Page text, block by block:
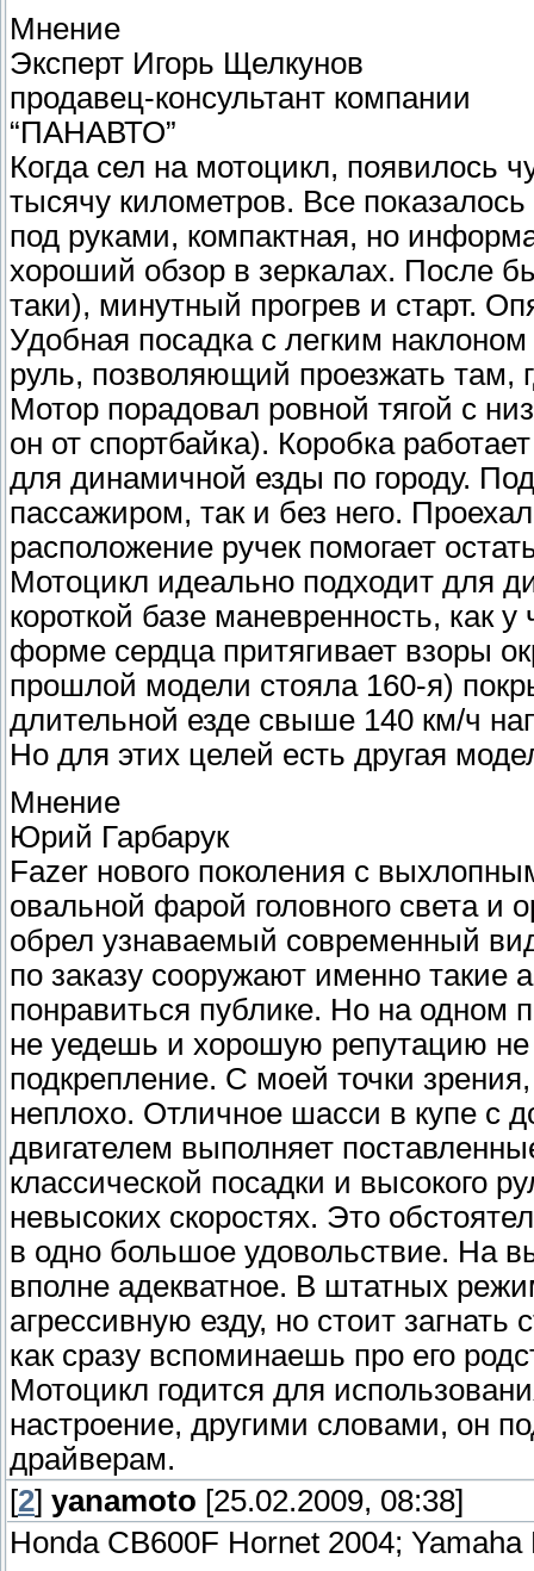
Мнение
Эксперт Игорь Щелкунов
продавец-консультант компании
“ПАНАВТО”
Когда сел на мотоцикл, появилось
тысячу километров. Все
под руками, компактная, но
хороший обзор в зеркалах. После
таки), минутный прогрев и старт.
Удобная посадка с легким
руль, позволяющий проезжать там,
Мотор порадовал ровной тягой с
он от спортбайка). Коробка
для динамичной езды по городу.
пассажиром, так и без него.
расположение ручек помогает
Мотоцикл идеально подходит для
короткой базе маневренность, как
форме сердца притягивает взоры
прошлой модели стояла 160-я)
длительной езде свыше 140 км/ч
Но для этих целей есть другая
Мнение
Юрий Гарбарук
Fazer нового поколения с
овальной фарой головного света
обрел узнаваемый современный
по заказу сооружают именно такие
понравиться публике. Но на одном
не уедешь и хорошую репутацию
подкрепление. С моей точки
неплохо. Отличное шасси в купе
двигателем выполняет
классической посадки и высокого
невысоких скоростях. Это
в одно большое удовольствие. На
вполне адекватное. В штатных
агрессивную езду, но стоит
как сразу вспоминаешь про его
Мотоцикл годится для
настроение, другими словами, он
драйверам.
[2] yanamoto [25.02.2009, 08:38]
Honda CB600F Hornet 2004;